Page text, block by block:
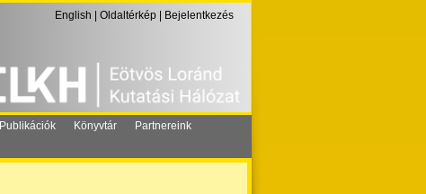
English Oldaltérkép Bejelentkezés
Publikációk Könyvtár
Partnereink